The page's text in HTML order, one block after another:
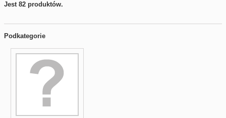
Jest 82 produktów.
Podkategorie